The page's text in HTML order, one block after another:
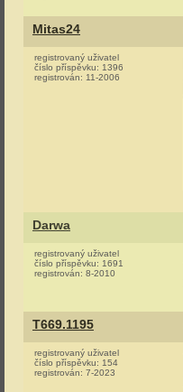
Mitas24
registrovaný uživatel
číslo příspěvku: 1396
registrován: 11-2006
Darwa
registrovaný uživatel
číslo příspěvku: 1691
registrován: 8-2010
T669.1195
registrovaný uživatel
číslo příspěvku: 154
registrován: 7-2023